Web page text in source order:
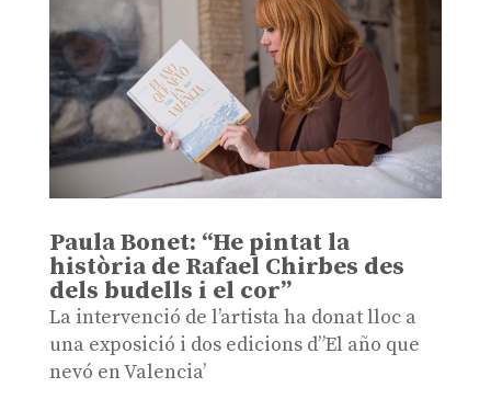
Paula Bonet: “He pintat la
història de Rafael Chirbes des
dels budells i el cor”
La intervenció de l’artista ha donat lloc a
una exposició i dos edicions d”El año que
nevó en Valencia’